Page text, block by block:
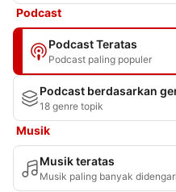
Podcast
Podcast Teratas
Podcast paling populer
Podcast berdasarkan
18 genre topik
Musik
Musik teratas
Musik paling banyak